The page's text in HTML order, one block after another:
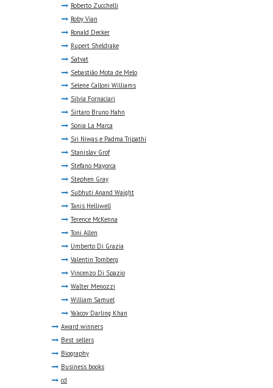
Roberto Zucchelli
Roby Vian
Ronald Decker
Rupert Sheldrake
Satvat
Sebastião Mota de Melo
Selene Calloni Williams
Silvia Fornaciari
Sirtaro Bruno Hahn
Sonia La Marca
Sri Niwas e Padma Tripathi
Stanislav Grof
Stefano Mayorca
Stephen Gray
Subhuti Anand Waight
Tanis Helliwell
Terence McKenna
Toni Allen
Umberto Di Grazia
Valentin Tomberg
Vincenzo Di Spazio
Walter Menozzi
William Samuel
Ya'acov Darling Khan
Award winners
Best sellers
Biography
Business books
cd